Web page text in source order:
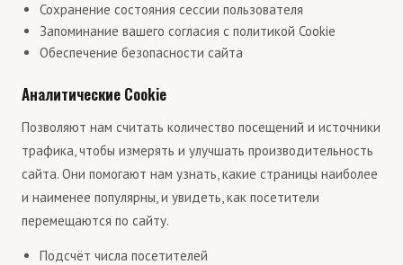
Сохранение состояния сессии пользователя
Запоминание вашего согласия с политикой Cookie
Обеспечение безопасности сайта
Аналитические Cookie
Позволяют нам считать количество посещений и источники
трафика, чтобы измерять и улучшать производительность
сайта. Они помогают нам узнать, какие страницы наиболее
и наименее популярны, и увидеть, как посетители
перемещаются по сайту.
Подсчёт числа посетителей